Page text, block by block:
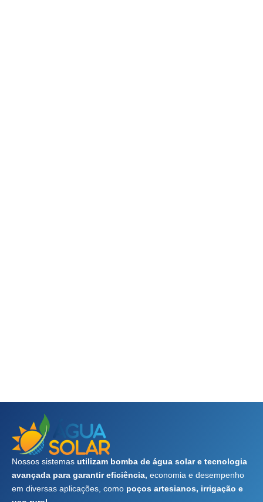
Nossos sistemas utilizam bomba de água solar e tecnologia
avançada para garantir eficiência, economia e desempenho
em diversas aplicações, como poços artesianos, irrigação e